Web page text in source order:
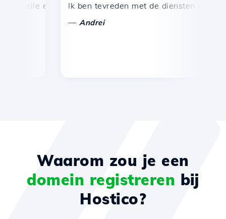
en efficiënte technische ondersteuning.
Ik ben tevreden met de diensten die door
Andrei
Waarom zou je een
domein registreren bij
Hostico?